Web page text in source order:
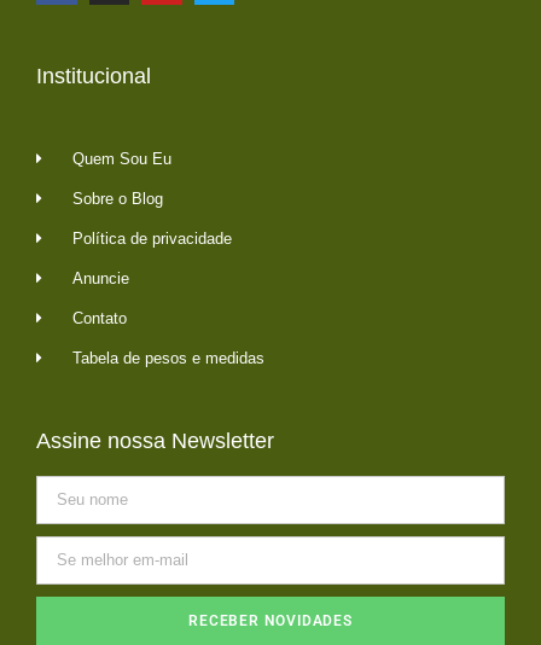
Institucional
Quem Sou Eu
Sobre o Blog
Política de privacidade
Anuncie
Contato
Tabela de pesos e medidas
Assine nossa Newsletter
RECEBER NOVIDADES